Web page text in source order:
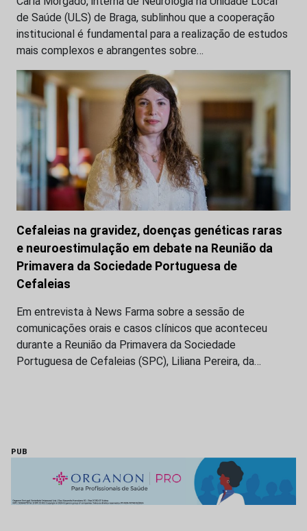
de Saúde (ULS) de Braga, sublinhou que a cooperação
institucional é fundamental para a realização de estudos
mais complexos e abrangentes sobre…
Cefaleias na gravidez, doenças genéticas raras
e neuroestimulação em debate na Reunião da
Primavera da Sociedade Portuguesa de
Cefaleias
Em entrevista à News Farma sobre a sessão de
comunicações orais e casos clínicos que aconteceu
durante a Reunião da Primavera da Sociedade
Portuguesa de Cefaleias (SPC), Liliana Pereira, da…
PUB